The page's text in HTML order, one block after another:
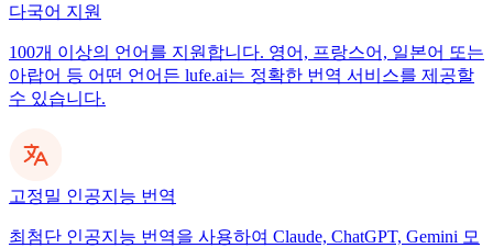
다국어 지원
100개 이상의 언어를 지원합니다. 영어, 프랑스어, 일본어 또는
아랍어 등 어떤 언어든 lufe.ai는 정확한 번역 서비스를 제공할
수 있습니다.
고정밀 인공지능 번역
최첨단 인공지능 번역을 사용하여 Claude, ChatGPT, Gemini 모